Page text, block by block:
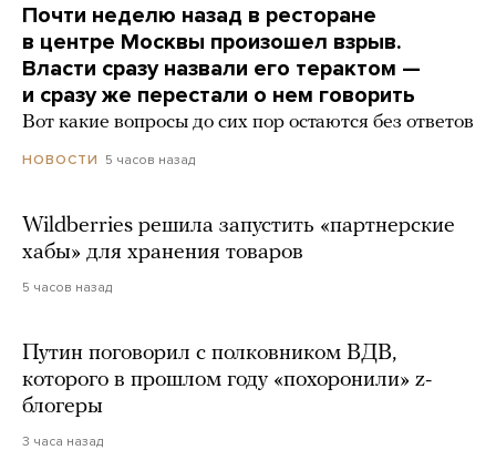
Почти неделю назад в ресторане
в центре Москвы произошел взрыв.
Власти сразу назвали его терактом —
и сразу же перестали о нем говорить
Вот какие вопросы до сих пор остаются без ответов
НОВОСТИ 5 часов назад
Wildberries решила запустить «партнерские
хабы» для хранения товаров
5 часов назад
Путин поговорил с полковником ВДВ,
которого в прошлом году «похоронили» z-
блогеры
3 часа назад